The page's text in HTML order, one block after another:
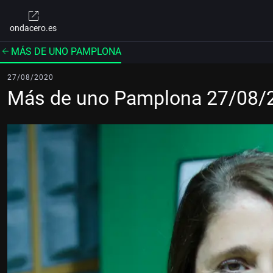
ondacero.es
MÁS DE UNO PAMPLONA
27/08/2020
Más de uno Pamplona 27/08/